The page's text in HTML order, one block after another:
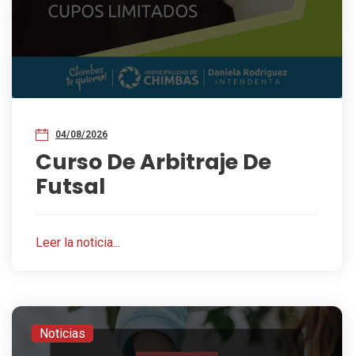
04/08/2026
Curso De Arbitraje De
Futsal
Leer la noticia...
Noticias